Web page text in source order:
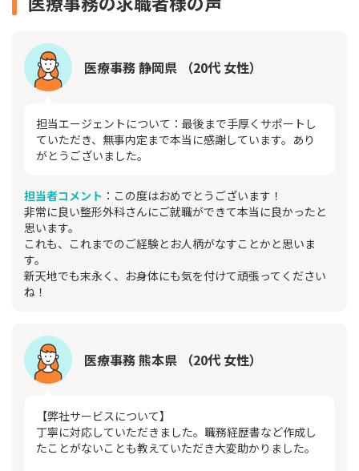
医療事務 静岡県 （20代 女性）
担当エージェントについて：最後まで手厚くサポートし
ていただき、無事内定まで本当に感謝しています。あり
がとうございました。
担当者コメント ：この度はおめでとうございます！
非常に良い整形外科さんにご就職ができて本当に良かったと
思います。
これも、これまでのご経験とお人柄がなすことかと思いま
す。
新天地でも末永く、お身体にも気を付けて頑張ってください
ね！
医療事務 熊本県 （20代 女性）
【弊社サービスについて】
丁寧に対応していただきました。職務経歴書など作成し
たことがないことも教えていただき大変助かりました。